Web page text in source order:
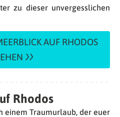
zu dieser unvergesslichen
AUF RHODOS
Rhodos
einem Traumurlaub, der euer